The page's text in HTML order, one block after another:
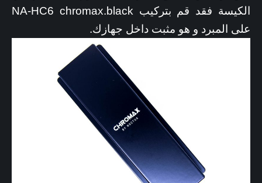
الكيسة فقد قم بتركيب NA-HC6 chromax.black
على المبرد و هو مثبت داخل جهازك.